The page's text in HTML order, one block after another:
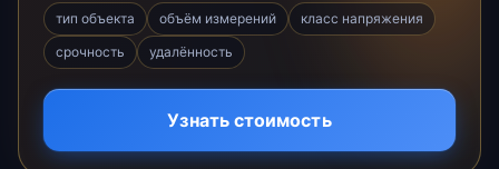
тип объекта объём измерений
класс напряжения
срочность
удалённость
Узнать стоимость